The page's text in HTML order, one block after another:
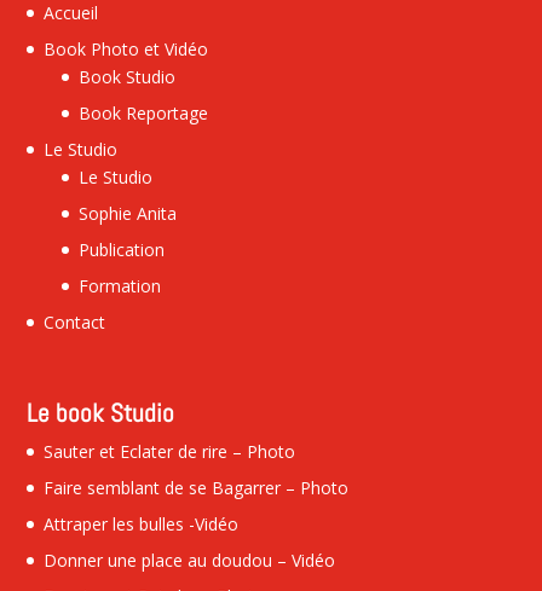
Accueil
Book Photo et Vidéo
Book Studio
Book Reportage
Le Studio
Le Studio
Sophie Anita
Publication
Formation
Contact
Le book Studio
Sauter et Eclater de rire – Photo
Faire semblant de se Bagarrer – Photo
Attraper les bulles -Vidéo
Donner une place au doudou – Vidéo